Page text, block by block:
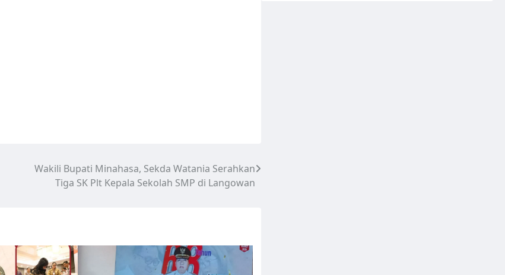
Wakili Bupati Minahasa, Sekda Watania Serahkan
Tiga SK Plt Kepala Sekolah SMP di Langowan